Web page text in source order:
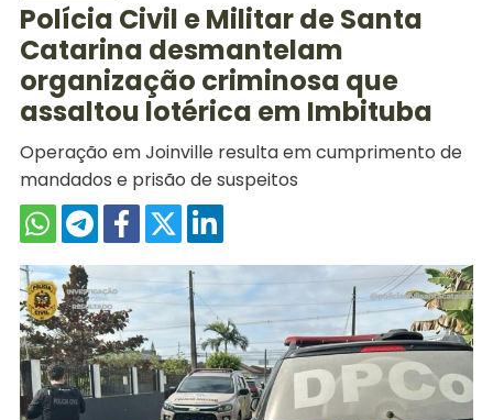
Polícia Civil e Militar de Santa
Catarina desmantelam
organização criminosa que
assaltou lotérica em Imbituba
Operação em Joinville resulta em cumprimento de
mandados e prisão de suspeitos